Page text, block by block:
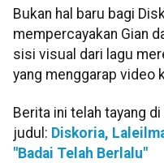
Bukan hal baru bagi
mempercayakan Gian
sisi visual dari lagu
yang menggarap video
Berita ini telah tayang
judul: Diskoria,
"Badai Telah Berlalu"